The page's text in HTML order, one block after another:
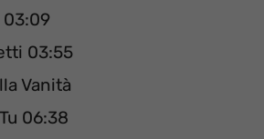
03:09
03:55
Vanità
06:38